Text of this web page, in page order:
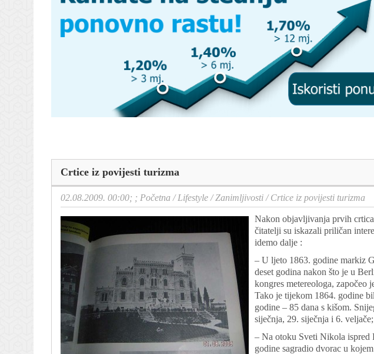
Crtice iz povijesti turizma
02.08.2009. 00:00; ; Početna /Lifestyle /Zanimljivosti /Crtice iz povijesti turizma
Nakon objavljivanja prvih
čitatelji su iskazali priličan
idemo dalje :
– U ljeto 1863. godine markiz
deset godina nakon što je u
kongres metereologa, započeo
Tako je tijekom 1864. godine
godine – 85 dana s kišom.
siječnja, 29. siječnja i 6. veljače;
– Na otoku Sveti Nikola ispred
godine sagradio dvorac u